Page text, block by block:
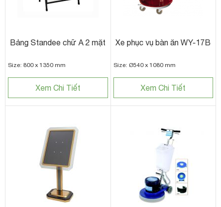
Bảng Standee chữ A 2 mặt
Size: 800 x 1350 mm
Xem Chi Tiết
Xe phục vụ bàn ăn WY-17B
Size: Ø540 x 1080 mm
Xem Chi Tiết